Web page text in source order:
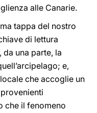
alle Canarie.
tappa del nostro
di lettura
da una parte, la
e,
che accoglie un
che il fenomeno